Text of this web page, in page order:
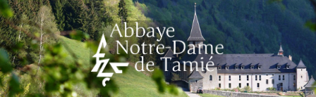
Aller
au
contenu.
|
Aller
à
la
navigation
Outils
personnels
Chercher par
Recherche
avancée…